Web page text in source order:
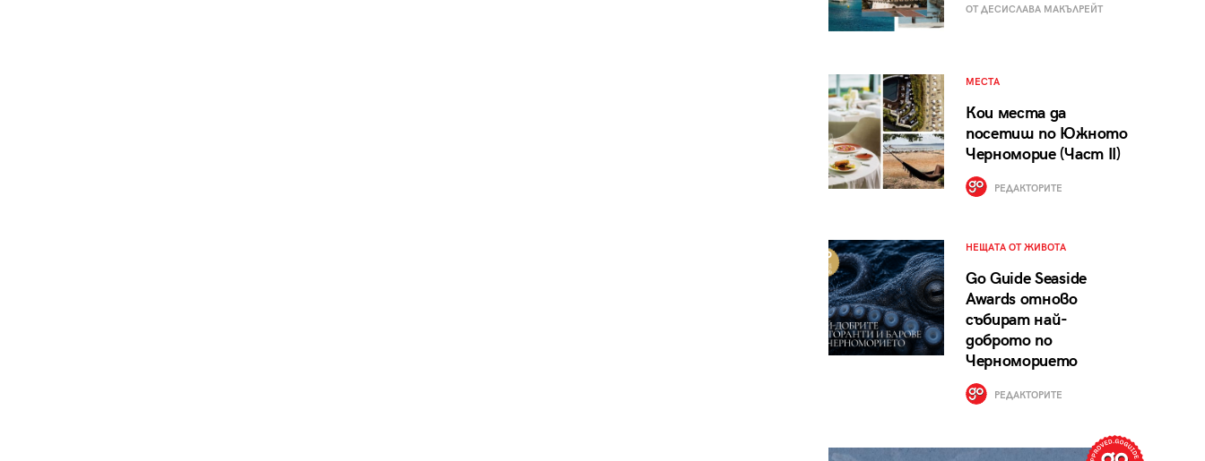
ОТ ДЕСИСЛАВА МАКЪЛРЕЙТ
МЕСТА
Кои места да
посетиш по Южното
Черноморие (Част II)
РЕДАКТОРИТЕ
НЕЩАТА ОТ ЖИВОТА
Go Guide Seaside
Awards отново
събират най-
доброто по
Черноморието
РЕДАКТОРИТЕ